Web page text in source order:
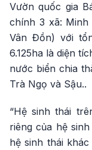
Vườn quốc gia
chính 3 xã: Minh
Vân Đồn) với
6.125ha là diện
nước biển chia
Trà Ngọ và Sậu..
“Hệ sinh thái
riêng của hệ
hệ sinh thái